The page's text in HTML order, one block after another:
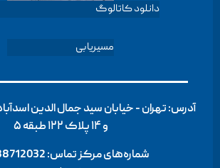
دانلود کاتالوگ
مسیریابی
و ۱۴ پلاک ۱۲۲ طبقه ۵
شماره‌های مرکز تماس:021